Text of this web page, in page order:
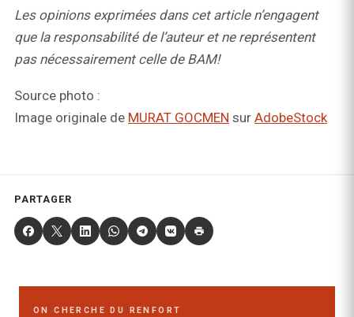
Les opinions exprimées dans cet article n’engagent
que la responsabilité de l’auteur et ne représentent
pas nécessairement celle de BAM!
Source photo :
Image originale de MURAT GOCMEN sur AdobeStock
PARTAGER
ON CHERCHE DU RENFORT